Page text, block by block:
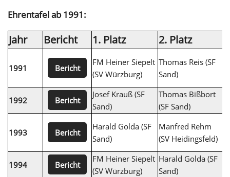
Ehrentafel ab 1991:
Jahr Bericht 1. Platz 2. Platz
1991 Bericht
FM Heiner Siepelt
(SV Würzburg)
Thomas Reis (SF
Sand)
1992
Bericht
Josef Krauß (SF
Sand)
Thomas Bißbort
(SF Sand)
1993 Bericht
Harald Golda (SF
Sand)
Manfred Rehm
(SV Heidingsfeld)
1994
Bericht
FM Heiner Siepelt
(SV Würzburg)
Harald Golda (SF
Sand)